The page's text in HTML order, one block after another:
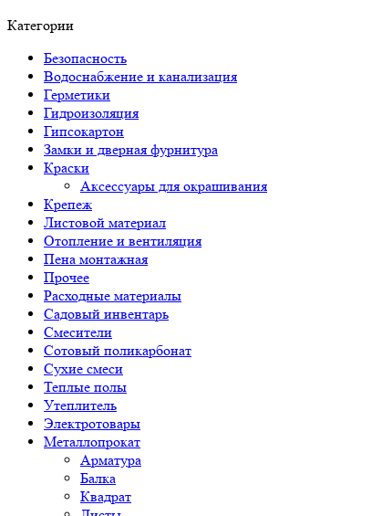
Категории
Безопасность
Водоснабжение и канализация
Герметики
Гидроизоляция
Гипсокартон
Замки и дверная фурнитура
Краски
Аксессуары для окрашивания
Крепеж
Листовой материал
Отопление и вентиляция
Пена монтажная
Прочее
Расходные материалы
Садовый инвентарь
Смесители
Сотовый поликарбонат
Сухие смеси
Теплые полы
Утеплитель
Электротовары
Металлопрокат
Арматура
Балка
Квадрат